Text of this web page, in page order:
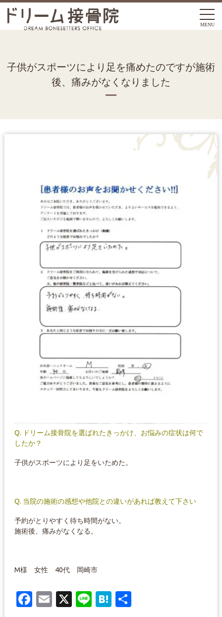
MENU
子供がスポーツにより足を痛めたのですが施術
後、痛みがなくなりました
Q. ドリーム接骨院を選ばれたきっかけ、お悩みの症状は何で
したか？
子供がスポーツにより足をいためた。
Q. 当院の施術の感想や他院との違いがあれば教えて下さい
予約がとりやすく待ち時間がない。
施術後、痛みがなくなる。
M様 女性 40代 岡崎市
Facebook
Email
X LineHatena
共